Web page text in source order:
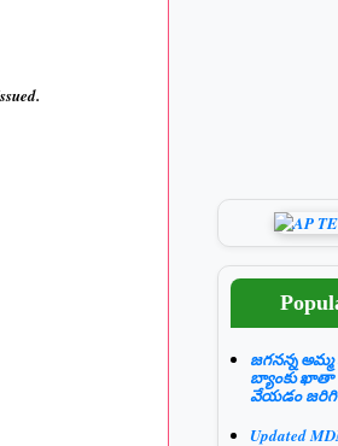
జగనన్న
బ్యాంకు ఖాతా
వేయడం
Updated